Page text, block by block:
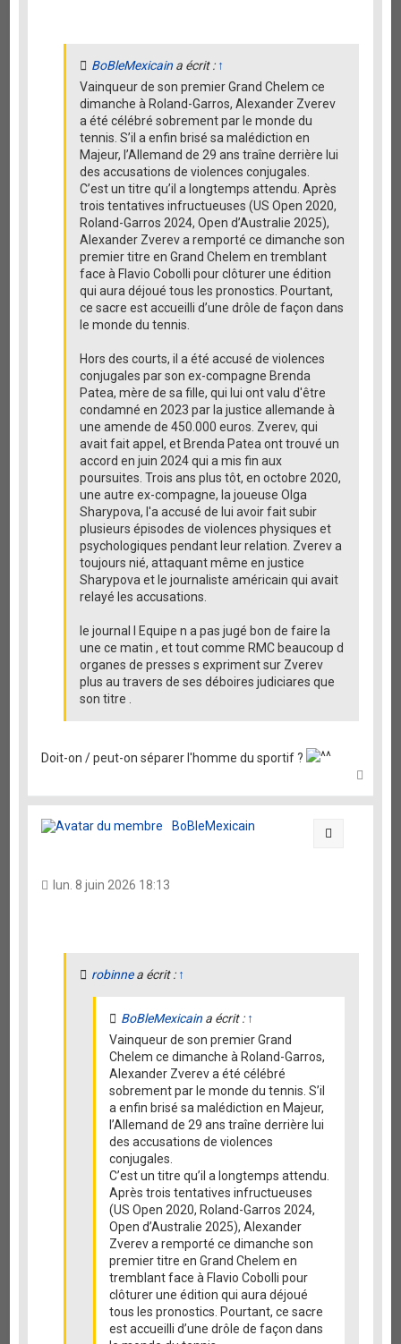
BoBleMexicain a écrit : ↑
Vainqueur de son premier Grand Chelem ce
dimanche à Roland-Garros, Alexander Zverev
a été célébré sobrement par le monde du
tennis. S’il a enfin brisé sa malédiction en
Majeur, l’Allemand de 29 ans traîne derrière lui
des accusations de violences conjugales.
C’est un titre qu’il a longtemps attendu. Après
trois tentatives infructueuses (US Open 2020,
Roland-Garros 2024, Open d’Australie 2025),
Alexander Zverev a remporté ce dimanche son
premier titre en Grand Chelem en tremblant
face à Flavio Cobolli pour clôturer une édition
qui aura déjoué tous les pronostics. Pourtant,
ce sacre est accueilli d’une drôle de façon dans
le monde du tennis.
Hors des courts, il a été accusé de violences
conjugales par son ex-compagne Brenda
Patea, mère de sa fille, qui lui ont valu d'être
condamné en 2023 par la justice allemande à
une amende de 450.000 euros. Zverev, qui
avait fait appel, et Brenda Patea ont trouvé un
accord en juin 2024 qui a mis fin aux
poursuites. Trois ans plus tôt, en octobre 2020,
une autre ex-compagne, la joueuse Olga
Sharypova, l'a accusé de lui avoir fait subir
plusieurs épisodes de violences physiques et
psychologiques pendant leur relation. Zverev a
toujours nié, attaquant même en justice
Sharypova et le journaliste américain qui avait
relayé les accusations.
le journal l Equipe n a pas jugé bon de faire la
une ce matin , et tout comme RMC beaucoup d
organes de presses s expriment sur Zverev
plus au travers de ses déboires judiciares que
son titre .
Doit-on / peut-on séparer l'homme du sportif ?
u
BoBleMexicain
lun. 8 juin 2026 18:13
robinnea écrit : ↑
BoBleMexicain a écrit : ↑
Vainqueur de son premier Grand
Chelem ce dimanche à Roland-Garros,
Alexander Zverev a été célébré
sobrement par le monde du tennis. S’il
a enfin brisé sa malédiction en Majeur,
l’Allemand de 29 ans traîne derrière lui
des accusations de violences
conjugales.
C’est un titre qu’il a longtemps attendu.
Après trois tentatives infructueuses
(US Open 2020, Roland-Garros 2024,
Open d’Australie 2025), Alexander
Zverev a remporté ce dimanche son
premier titre en Grand Chelem en
tremblant face à Flavio Cobolli pour
clôturer une édition qui aura déjoué
tous les pronostics. Pourtant, ce sacre
est accueilli d’une drôle de façon dans